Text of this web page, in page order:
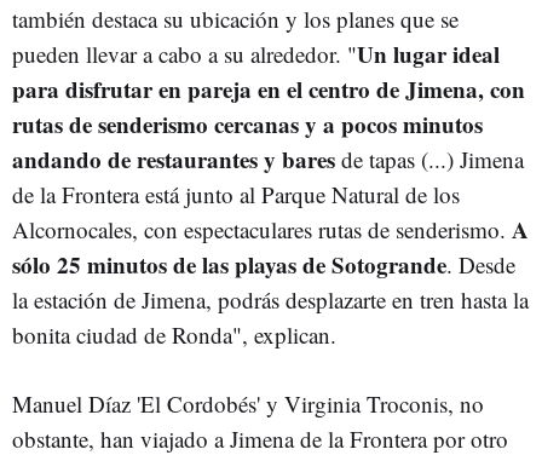
también destaca su ubicación y los planes que se
pueden llevar a cabo a su alrededor. "Un lugar ideal
para disfrutar en pareja en el centro de Jimena, con
rutas de senderismo cercanas y a pocos minutos
andando de restaurantes y bares de tapas (...) Jimena
de la Frontera está junto al Parque Natural de los
Alcornocales, con espectaculares rutas de senderismo. A
sólo 25 minutos de las playas de Sotogrande. Desde
la estación de Jimena, podrás desplazarte en tren hasta la
bonita ciudad de Ronda", explican.
Manuel Díaz 'El Cordobés' y Virginia Troconis, no
obstante, han viajado a Jimena de la Frontera por otro